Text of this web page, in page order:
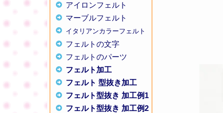
アイロンフェルト
マーブルフェルト
イタリアンカラーフェルト
フェルトの文字
フェルトのパーツ
フェルト加工
フェルト 型抜き加工
フェルト型抜き 加工例1
フェルト型抜き 加工例2